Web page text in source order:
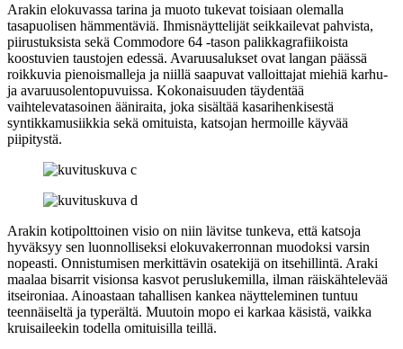
Arakin elokuvassa tarina ja muoto tukevat toisiaan olemalla
tasapuolisen hämmentäviä. Ihmisnäyttelijät seikkailevat pahvista,
piirustuksista sekä Commodore 64 ‑tason palikkagrafiikoista
koostuvien taustojen edessä. Avaruusalukset ovat langan päässä
roikkuvia pienoismalleja ja niillä saapuvat valloittajat miehiä karhu‑
ja avaruusolentopuvuissa. Kokonaisuuden täydentää
vaihtelevatasoinen ääniraita, joka sisältää kasarihenkisestä
syntikkamusiikkia sekä omituista, katsojan hermoille käyvää
piipitystä.
Arakin kotipolttoinen visio on niin lävitse tunkeva, että katsoja
hyväksyy sen luonnolliseksi elokuvakerronnan muodoksi varsin
nopeasti. Onnistumisen merkittävin osatekijä on itsehillintä. Araki
maalaa bisarrit visionsa kasvot peruslukemilla, ilman räiskähtelevää
itseironiaa. Ainoastaan tahallisen kankea näytteleminen tuntuu
teennäiseltä ja typerältä. Muutoin mopo ei karkaa käsistä, vaikka
kruisaileekin todella omituisilla teillä.